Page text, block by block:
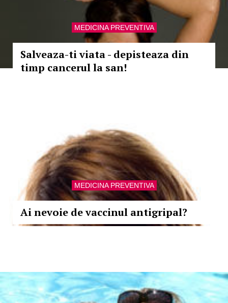
MEDICINA PREVENTIVA
Salveaza-ti viata - depisteaza din
timp cancerul la san!
MEDICINA PREVENTIVA
Ai nevoie de vaccinul antigripal?